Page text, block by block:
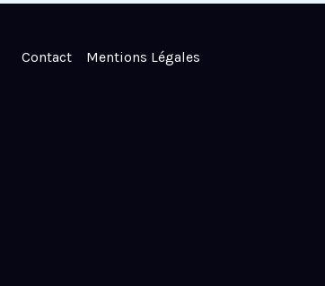
Contact Mentions Légales